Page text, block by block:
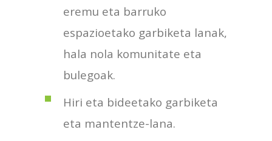
eremu eta barruko
espazioetako garbiketa lanak,
hala nola komunitate eta
bulegoak.
Hiri eta bideetako garbiketa
eta mantentze-lana.